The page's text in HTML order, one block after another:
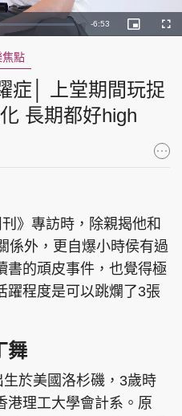
Remaining
-6:53
Picture-
in-
焦點
症│ 上堂期間玩捉
長期都好high
》專訪時，除親揭他和
係外，更自爆小時侯有過
書的頑皮事件，也覺得極
躍程度是可以跳爛了3張
舞
於美國洛杉磯，3歲時
港理工大學會計系。原